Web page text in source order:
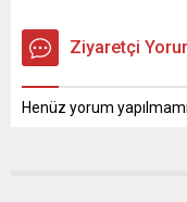
Ziyaretçi
Henüz yorum